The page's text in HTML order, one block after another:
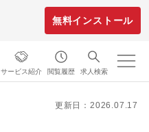
無料インストール
サービス紹介 閲覧履歴 求人検索
更新日：2026.07.17